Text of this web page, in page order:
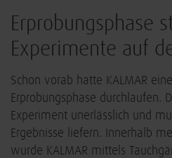
Erprobungsphase
Experimente auf
Schon vorab hatte KALMAR
Erprobungsphase durchlaufen.
Experiment unerlässlich und
Ergebnisse liefern. Innerhalb
wurde KALMAR mittels